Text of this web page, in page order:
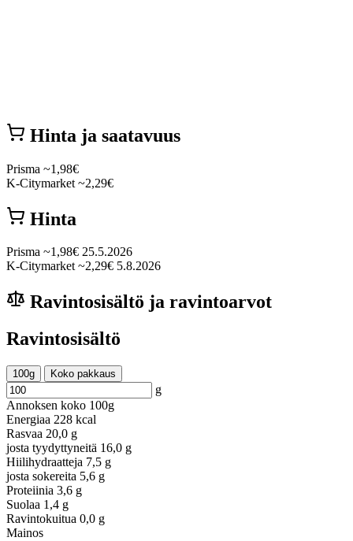
Hinta ja saatavuus
Prisma ~1,98€
K-Citymarket ~2,29€
Hinta
Prisma ~1,98€ 25.5.2026
K-Citymarket ~2,29€ 5.8.2026
Ravintosisältö ja ravintoarvot
Ravintosisältö
100g Koko pakkaus
g
Annoksen koko 100g
Energiaa 228 kcal
Rasvaa 20,0 g
josta tyydyttyneitä 16,0 g
Hiilihydraatteja 7,5 g
josta sokereita 5,6 g
Proteiinia 3,6 g
Suolaa 1,4 g
Ravintokuitua 0,0 g
Mainos